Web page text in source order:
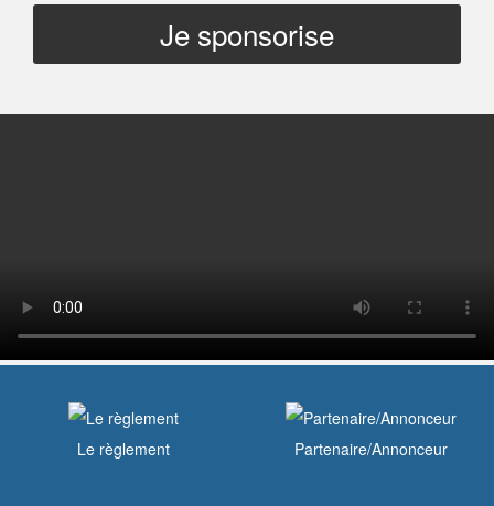
Je sponsorise
Le règlement Partenaire/Annonceur